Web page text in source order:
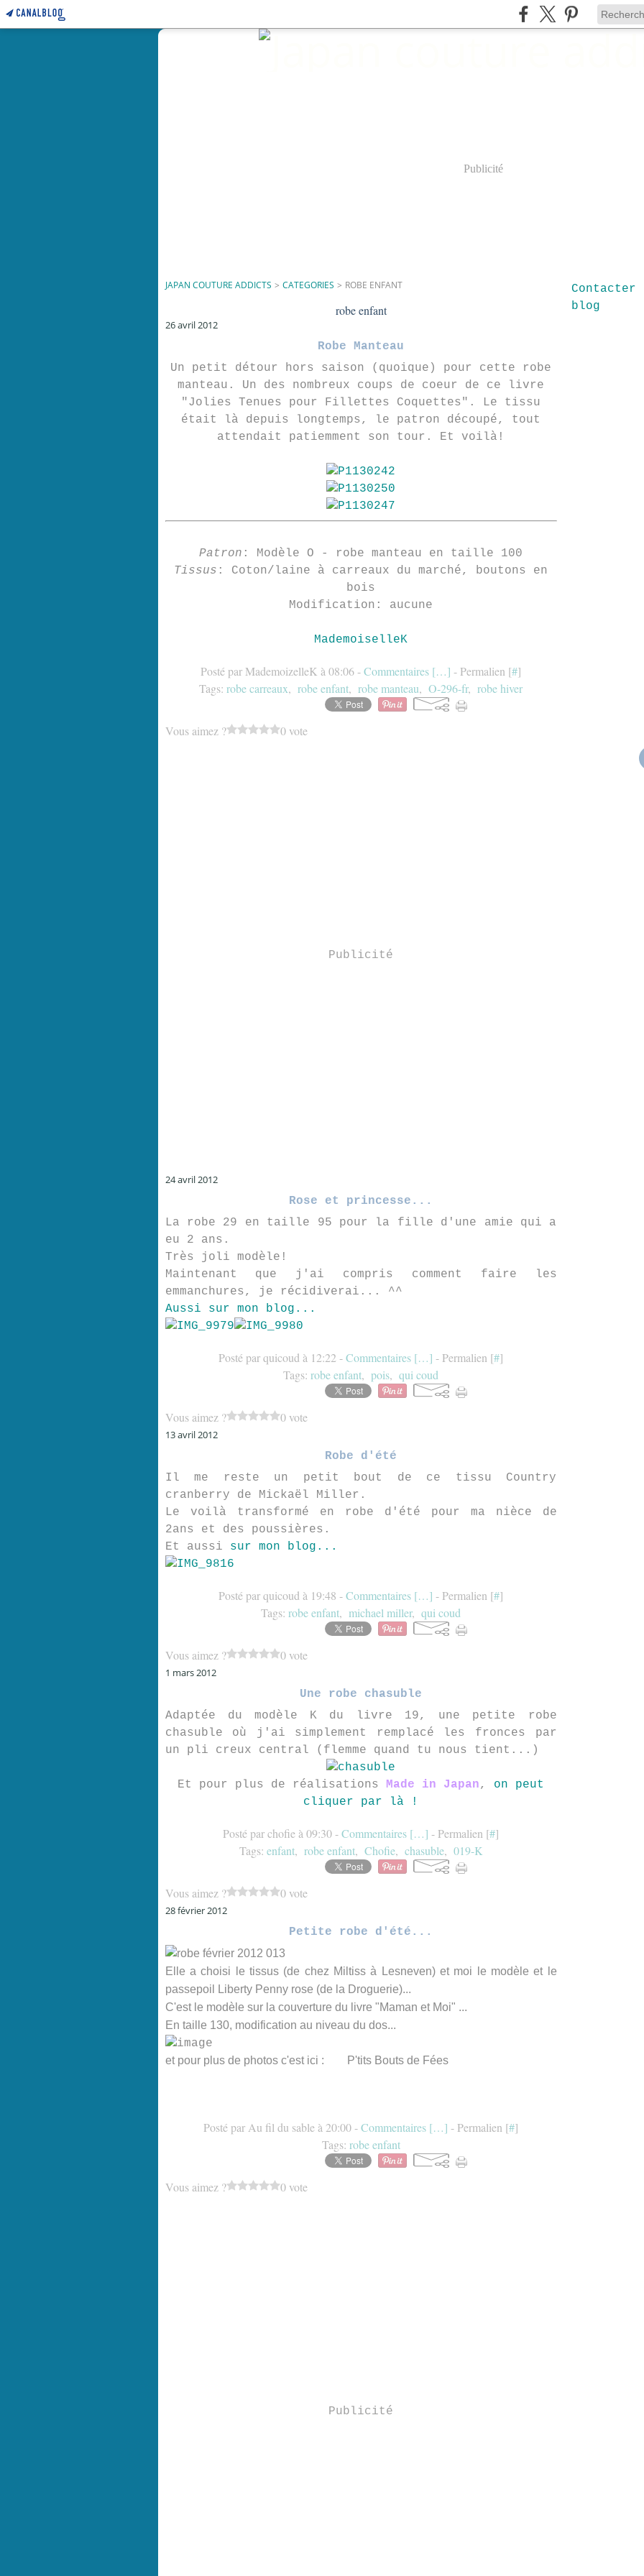
Publicité
JAPAN COUTURE ADDICTS > CATEGORIES > ROBE ENFANT
robe enfant
26 avril 2012
Robe Manteau
Un petit détour hors saison (quoique) pour cette robe
manteau. Un des nombreux coups de coeur de ce livre
"Jolies Tenues pour Fillettes Coquettes". Le tissu
était là depuis longtemps, le patron découpé, tout
attendait patiemment son tour. Et voilà!
Patron : Modèle O - robe manteau en taille 100
Tissus : Coton/laine à carreaux du marché, boutons en
bois
Modification: aucune
MademoiselleK
Posté par MademoizelleK à 08:06 -Commentaires […] - Permalien [#]
Tags: robe carreaux, robe enfant, robe manteau, O-296-fr, robe hiver
Vous aimez ? 0 vote
Publicité
24 avril 2012
Rose et princesse...
La robe 29 en taille 95 pour la fille d'une amie qui a
eu 2 ans.
Très joli modèle!
Maintenant que j'ai compris comment faire les
emmanchures, je récidiverai... ^^
Aussi sur mon blog...
Posté par quicoud à 12:22 -Commentaires […] - Permalien [#]
Tags: robe enfant, pois, qui coud
Vous aimez ? 0 vote
13 avril 2012
Robe d'été
Il me reste un petit bout de ce tissu Country
cranberry de Mickaël Miller.
Le voilà transformé en robe d'été pour ma nièce de
2ans et des poussières.
Et aussi sur mon blog...
Posté par quicoud à 19:48 -Commentaires […] - Permalien [#]
Tags: robe enfant, michael miller, qui coud
Vous aimez ? 0 vote
1 mars 2012
Une robe chasuble
Adaptée du modèle K du livre 19, une petite robe
chasuble où j'ai simplement remplacé les fronces par
un pli creux central (flemme quand tu nous tient...)
Et pour plus de réalisations Made in Japan, on peut
cliquer par là !
Posté par chofie à 09:30 -Commentaires […] - Permalien [#]
Tags: enfant, robe enfant, Chofie, chasuble, 019-K
Vous aimez ? 0 vote
28 février 2012
Petite robe d'été...
Elle a choisi le tissus (de chez Miltiss à Lesneven) et moi le modèle et le
passepoil Liberty Penny rose (de la Droguerie)...
C'est le modèle sur la couverture du livre "Maman et Moi" ...
En taille 130, modification au niveau du dos...
et pour plus de photos c'est ici : P'tits Bouts de Fées
Posté par Au fil du sable à 20:00 -Commentaires […] - Permalien [#]
Tags: robe enfant
Vous aimez ? 0 vote
Publicité
blog